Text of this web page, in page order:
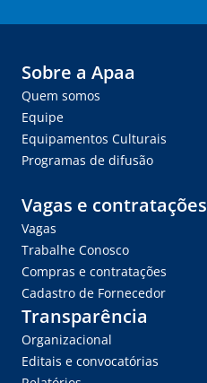
Sobre a Apaa
Quem somos
Equipe
Equipamentos Culturais
Programas de difusão
Vagas e contratações
Vagas
Trabalhe Conosco
Compras e contratações
Cadastro de Fornecedor
Transparência
Organizacional
Editais e convocatórias